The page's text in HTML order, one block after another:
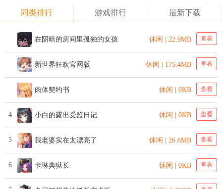
同类排行 游戏排行 最新下载
在阴暗的房间里孤独的女孩 休闲 | 22.9MB 查看
新世界狂欢官网版 休闲 | 175.4MB 查看
肉体契约书 休闲 | 0KB 查看
4 小白的露出受监日记 休闲 | 0KB 查看
5 我老婆实在太漂亮了 休闲 | 26.6MB 查看
6 卡琳典狱长 休闲 | 0KB 查看